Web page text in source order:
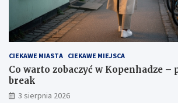
CIEKAWE MIASTA CIEKAWE MIEJSCA
Co warto zobaczyć w Kopenhadze –
break
3 sierpnia 2026